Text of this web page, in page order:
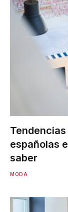
españolas
saber
MODA